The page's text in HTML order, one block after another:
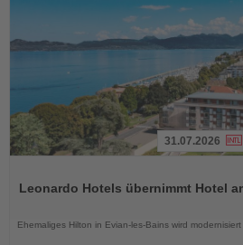
die
31.07.2026
Leonardo Hotels übernimmt Hotel
Ehemaliges Hilton in Evian-les-Bains wird